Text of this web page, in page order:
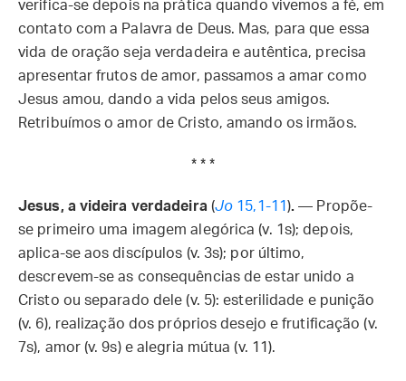
verifica-se depois na prática quando vivemos a fé, em
contato com a Palavra de Deus. Mas, para que essa
vida de oração seja verdadeira e autêntica, precisa
apresentar frutos de amor, passamos a amar como
Jesus amou, dando a vida pelos seus amigos.
Retribuímos o amor de Cristo, amando os irmãos.
* * *
Jesus, a videira verdadeira (Jo 15,1-11 ). — Propõe-
se primeiro uma imagem alegórica (v. 1s); depois,
aplica-se aos discípulos (v. 3s); por último,
descrevem-se as consequências de estar unido a
Cristo ou separado dele (v. 5): esterilidade e punição
(v. 6), realização dos próprios desejo e frutificação (v.
7s), amor (v. 9s) e alegria mútua (v. 11).